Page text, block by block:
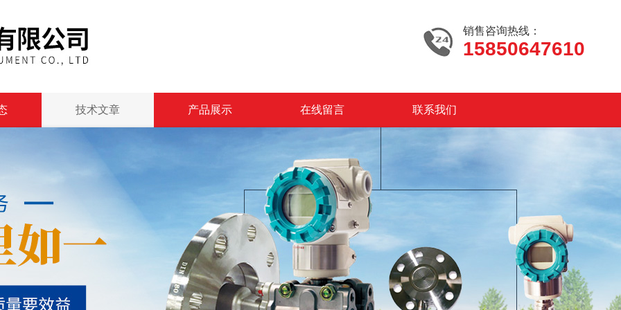
销售咨询热线：
15850647610
技术文章 产品展示 在线留言 联系我们